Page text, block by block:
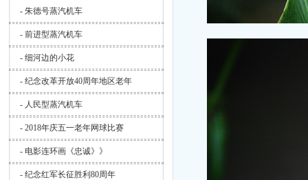
- 朱德号蒸汽机车
- 前进型蒸汽机车
- 细河边的小花
- 纪念改革开放40周年地区老年
- 人民型蒸汽机车
- 2018年庆五一老年网球比赛
- 电影连环画《忠诚》》
- 纪念红军长征胜利80周年